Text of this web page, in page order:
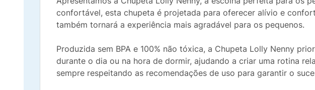
confortável, esta chupeta é projetada para oferecer alívio e
também tornará a experiência mais agradável para os pequenos.
Produzida sem BPA e 100% não tóxica, a Chupeta Lolly Nenny
durante o dia ou na hora de dormir, ajudando a criar uma rotina
sempre respeitando as recomendações de uso para garantir o